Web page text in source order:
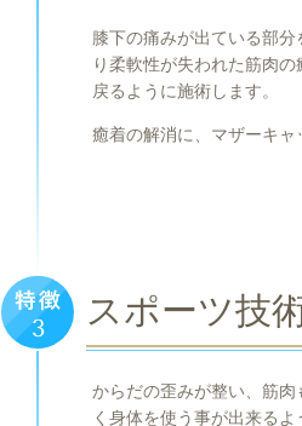
膝下の痛みが出ている部
り柔軟性が失われた筋肉
戻るように施術します。
癒着の解消に、マザーキャ
スポーツ技
からだの歪みが整い、筋
く身体を使う事が出来るよ